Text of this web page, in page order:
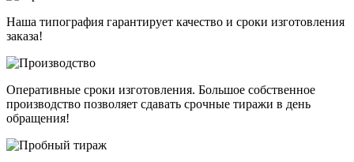
Наша типография гарантирует качество и сроки изготовления
заказа!
Оперативные сроки изготовления. Большое собственное
производство позволяет сдавать срочные тиражи в день
обращения!